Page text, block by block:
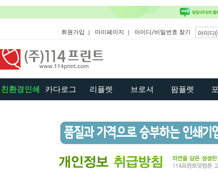
회원가입 마이페이지 아이디/비밀번호 찾기
친환경인쇄 카다로그 리플렛 브로셔 팜플렛